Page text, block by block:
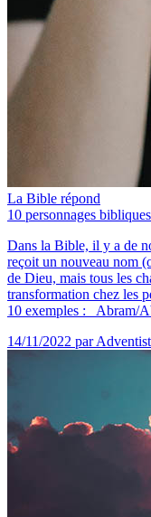
La Bible répond
10 personnages
Dans la Bible, il y a de
reçoit un nouveau nom
de Dieu, mais tous les
transformation chez les
10 exemples : Abram/
14/11/2022 par